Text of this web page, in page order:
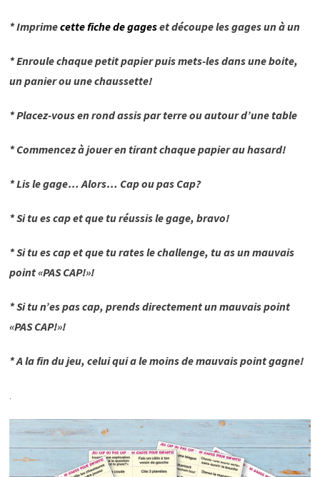
* Imprimecette fiche de gageset découpe les gages un à un
* Enroule chaque petit papier puis mets-les dans une boite,
un panier ou une chaussette!
* Placez-vous en rond assis par terre ou autour d’une table
* Commencez à jouer en tirant chaque papier au hasard!
* Lis le gage… Alors… Cap ou pas Cap?
* Si tu es cap et que tu réussis le gage, bravo!
* Si tu es cap et que tu rates le challenge, tu as un mauvais
point «PAS CAP!»!
* Si tu n’es pas cap, prends directement un mauvais point
«PAS CAP!»!
* A la fin du jeu, celui qui a le moins de mauvais point gagne!